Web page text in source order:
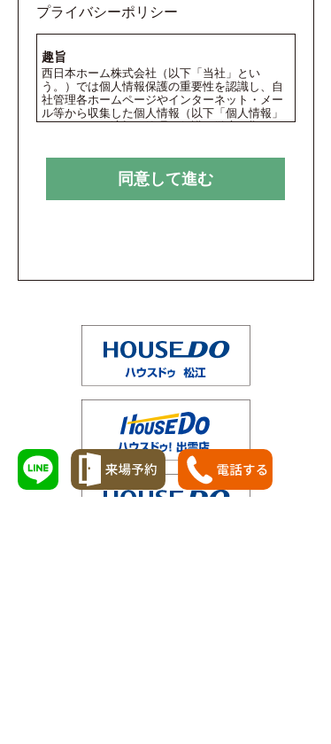
プライバシーポリシー
趣旨
西日本ホーム株式会社（以下「当社」とい
う。）では個人情報保護の重要性を認識し、自
社管理各ホームページやインターネット・メー
ル等から収集した個人情報（以下「個人情報」
という。）の適切な管理、保護の徹底を期する
西日本ホーム株式会社は、個人情報の収集にあ
正な方法で廃棄します。
個人情報の適正な管理
個人情報を適正に管理し、不正利用、紛失、改
ざん、漏洩等を防止するため、西日本ホーム株
のとおり定め、その徹底を図ります。
社員等の遵守事項
社員等は、当社に係る個人情報を不正に利用
し、又は他人に不正に提供してはならない。
社員等は、個人情報に掛かる入力資料、出力資
同意して進む